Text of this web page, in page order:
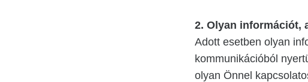
2. Olyan információt,
Adott esetben olyan
kommunikációból
olyan Önnel